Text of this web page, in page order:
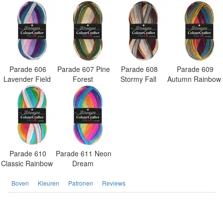
Parade 606
Lavender Field
Parade 607 Pine
Forest
Parade 608
Stormy Fall
Parade 609
Autumn Rainbow
Parade 610
Classic Rainbow
Parade 611 Neon
Dream
Boven Kleuren Patronen Reviews